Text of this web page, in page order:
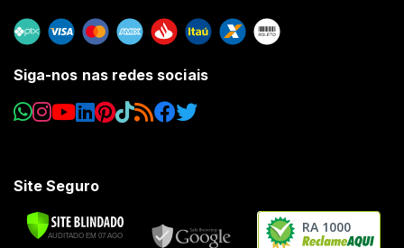
Siga-nos nas redes sociais
Site Seguro
RA 1000